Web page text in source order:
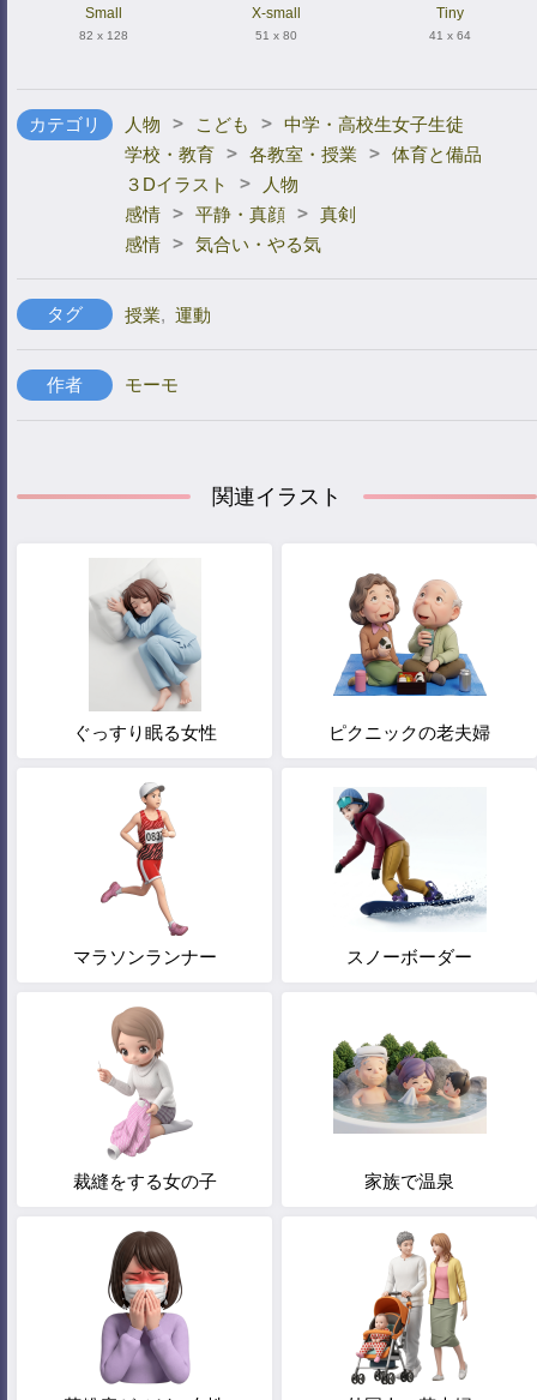
Small
82 x 128
X-small
51 x 80
Tiny
41 x 64
カテゴリ 人物 > こども > 中学・高校生女子生徒
学校・教育 > 各教室・授業 > 体育と備品
３Dイラスト
>
人物
感情 > 平静・真顔 > 真剣
感情 > 気合い・やる気
タグ 授業, 運動
作者 モーモ
関連イラスト
ぐっすり眠る女性 ピクニックの老夫婦
マラソンランナー スノーボーダー
裁縫をする女の子 家族で温泉